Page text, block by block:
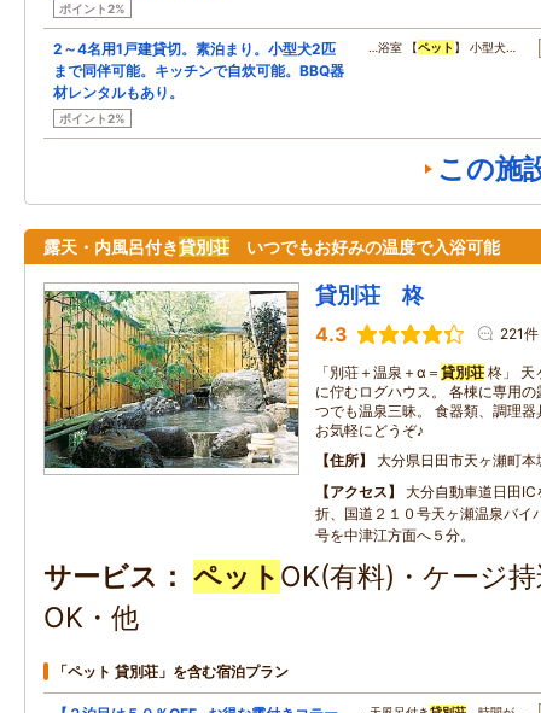
ポイント2%
2～4名用1戸建貸切。素泊まり。小型犬2匹
まで同伴可能。キッチンで自炊可能。BBQ器
材レンタルもあり。
ポイント2%
…浴室 【ペット 】 小型犬…
この施
露天・内風呂付き貸別荘 いつでもお好みの温度で入浴可能
貸別荘 柊
4.3 221件
「別荘＋温泉＋α＝ 貸別荘 柊」 天
に佇むログハウス。 各棟に専用
つでも温泉三昧。 食器類、調理
お気軽にどうぞ♪
住所
大分県日田市天ヶ瀬町
アクセス
大分自動車道日田
折、国道２１０号天ヶ瀬温泉バイ
号を中津江方面へ５分。
サービス ペット OK(有料)・ケージ
OK・他
「ペット 貸別荘」を含む宿泊プラン